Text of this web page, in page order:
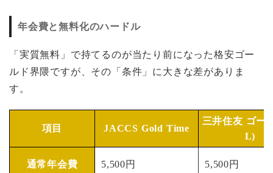
年会費と無料化のハードル
「実質無料」で持てるのが当たり前になった格安ゴー
ルド界隈ですが、その「条件」に大きな差がありま
す。
項目 JACCS Gold Time
三井住友 ゴー
L)
通常年会費 5,500円 5,500円